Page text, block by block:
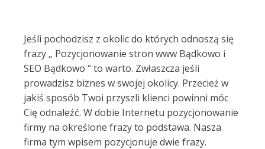
Jeśli pochodzisz z okolic do których odnoszą się
frazy „ Pozycjonowanie stron www Bądkowo i
SEO Bądkowo ‘’ to warto. Zwłaszcza jeśli
prowadzisz biznes w swojej okolicy. Przecież w
jakiś sposób Twoi przyszli klienci powinni móc
Cię odnaleźć. W dobie Internetu pozycjonowanie
firmy na określone frazy to podstawa. Nasza
firma tym wpisem pozycjonuje dwie frazy.